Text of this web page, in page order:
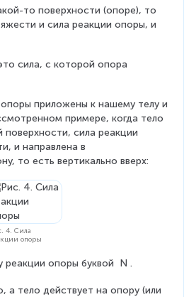
м
}
^
a
c
}
^
2
}
r
g
\
a
c
{
м
}
то поверхности (опоре), то
и сила реакции опоры, и
сила, с которой опора
приложены к нашему телу и
примере, когда тело
поверхности, сила реакции
и направлена в
то есть вертикально вверх:
4. Сила
опоры
опоры буквой N .
а тело действует на опору (или